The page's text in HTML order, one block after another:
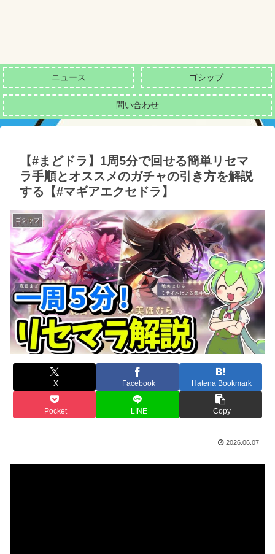
ニュース ゴシップ
問い合わせ
【#まどドラ】1周5分で回せる簡単リセマ
ラ手順とオススメのガチャの引き方を解説
する【#マギアエクセドラ】
ゴシップ
X Facebook Hatena Bookmark
Pocket LINE Copy
2026.06.07